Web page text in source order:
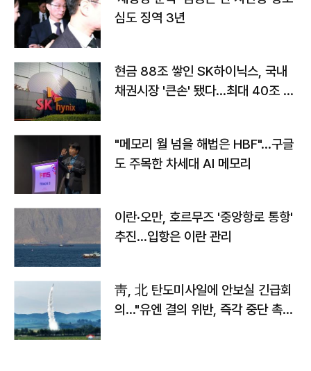
심도 징역 3년
현금 88조 쌓인 SK하이닉스, 국내
채권시장 '큰손' 됐다…최대 40조 투
"메모리 월 넘을 해법은 HBF"…구글
도 주목한 차세대 AI 메모리
이란·오만, 호르무즈 '중앙항로 통항'
추진…입항은 이란 관리
靑, 北 탄도미사일에 안보실 긴급회
의…"유엔 결의 위반, 즉각 중단 촉